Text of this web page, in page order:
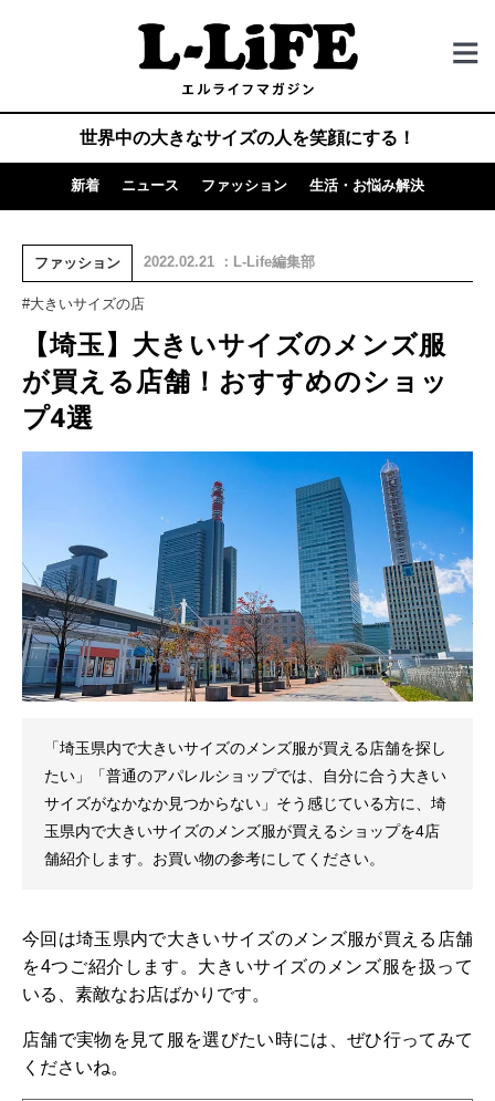
世界中の大きなサイズの人を笑顔にする！
新着 ニュース ファッション 生活・お悩み解決
ファッション 2022.02.21 ：L-Life編集部
#大きいサイズの店
【埼玉】大きいサイズのメンズ服
が買える店舗！おすすめのショッ
プ4選
「埼玉県内で大きいサイズのメンズ服が買える店舗を探し
たい」「普通のアパレルショップでは、自分に合う大きい
サイズがなかなか見つからない」そう感じている方に、埼
玉県内で大きいサイズのメンズ服が買えるショップを4店
舗紹介します。お買い物の参考にしてください。
今回は埼玉県内で大きいサイズのメンズ服が買える店舗
を4つご紹介します。大きいサイズのメンズ服を扱って
いる、素敵なお店ばかりです。
店舗で実物を見て服を選びたい時には、ぜひ行ってみて
くださいね。